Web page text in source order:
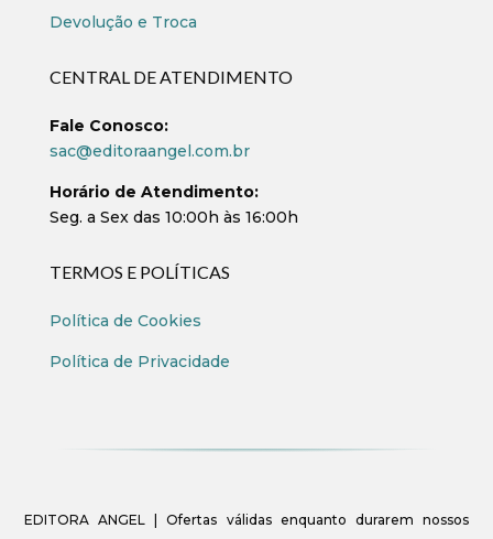
Devolução e Troca
CENTRAL DE ATENDIMENTO
Fale Conosco:
sac@editoraangel.com.br
Horário de Atendimento:
Seg. a Sex das 10:00h às 16:00h
TERMOS E POLÍTICAS
Política de Cookies
Política de Privacidade
EDITORA ANGEL | Ofertas válidas enquanto durarem nossos